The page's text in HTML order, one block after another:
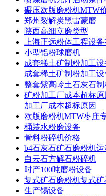
碾压欧版磨粉机MTW
郑州裂解炭黑雷蒙磨
陕西高细立磨类型
上海正远粉体工程设
小型铝粉球磨机
成套稀土矿制粉加工
成套稀土矿制粉加工设
整套紫高岭土石灰石
矿粉加工厂成本超标
加工厂成本超标原因
欧版磨粉机MTW枣庄
桶装水粉磨设备
骨料粉碎机价格
b4石灰石矿石磨粉机运
白云石方解石粉碎机
时产100吨磨粉设备
复式矿石磨粉机复式
生产锡设备